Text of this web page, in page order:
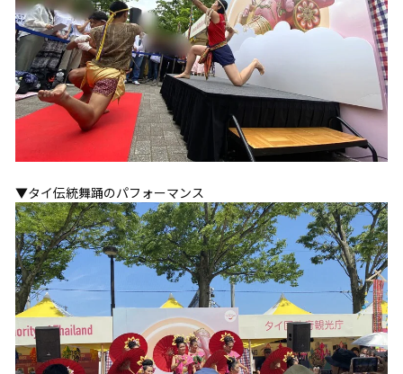
▼タイ伝統舞踊のパフォーマンス